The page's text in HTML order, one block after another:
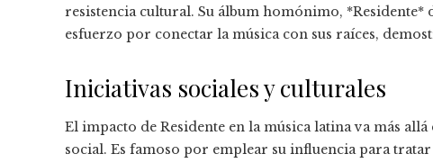
resistencia cultural. Su álbum homónimo, *Residente*
esfuerzo por conectar la música con sus raíces,
Iniciativas sociales y culturales
El impacto de Residente en la música latina va más
social. Es famoso por emplear su influencia para